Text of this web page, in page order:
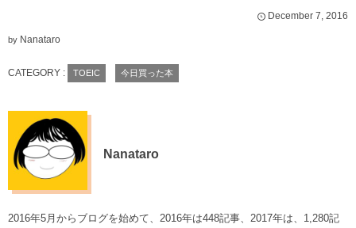
December 7, 2016
by Nanataro
CATEGORY : TOEIC 今日買った本
Nanataro
2016年5月からブログを始めて、2016年は448記事、2017年は、1,280記